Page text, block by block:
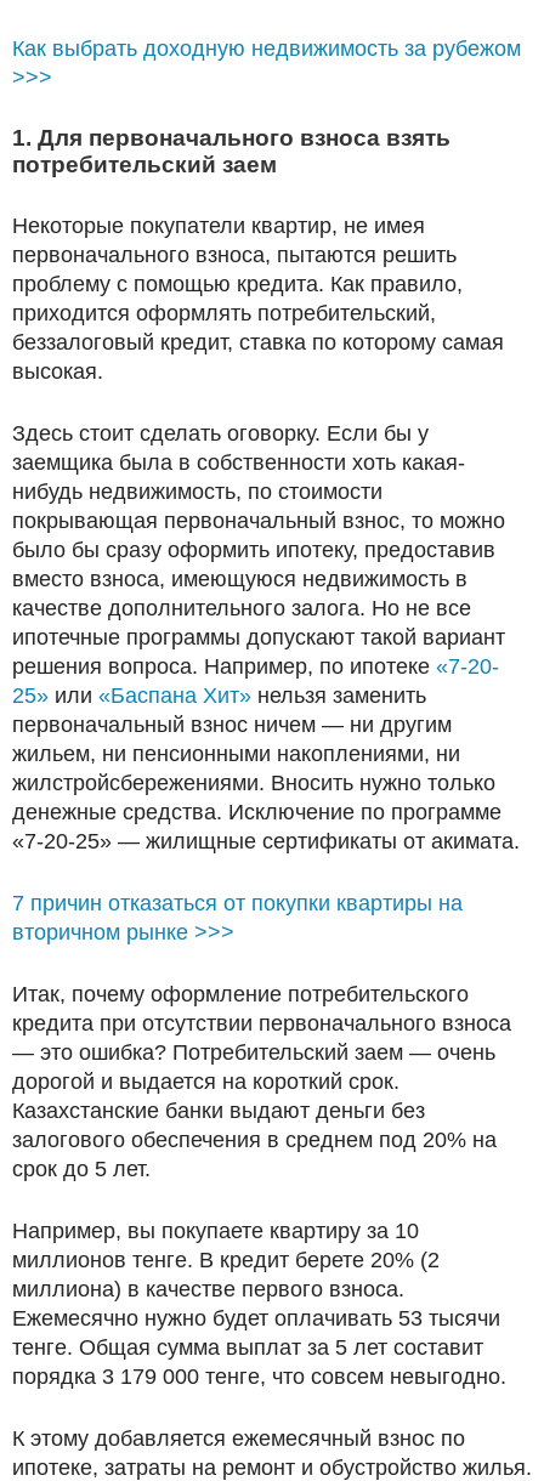
Как выбрать доходную недвижимость за рубежом
>>>
1. Для первоначального взноса взять
потребительский заем
Некоторые покупатели квартир, не имея
первоначального взноса, пытаются решить
проблему с помощью кредита. Как правило,
приходится оформлять потребительский,
беззалоговый кредит, ставка по которому самая
высокая.
Здесь стоит сделать оговорку. Если бы у
заемщика была в собственности хоть какая-
нибудь недвижимость, по стоимости
покрывающая первоначальный взнос, то можно
было бы сразу оформить ипотеку, предоставив
вместо взноса, имеющуюся недвижимость в
качестве дополнительного залога. Но не все
ипотечные программы допускают такой вариант
решения вопроса. Например, по ипотеке «7-20-
25» или «Баспана Хит» нельзя заменить
первоначальный взнос ничем — ни другим
жильем, ни пенсионными накоплениями, ни
жилстройсбережениями. Вносить нужно только
денежные средства. Исключение по программе
«7-20-25» — жилищные сертификаты от акимата.
7 причин отказаться от покупки квартиры на
вторичном рынке >>>
Итак, почему оформление потребительского
кредита при отсутствии первоначального взноса
— это ошибка? Потребительский заем — очень
дорогой и выдается на короткий срок.
Казахстанские банки выдают деньги без
залогового обеспечения в среднем под 20% на
срок до 5 лет.
Например, вы покупаете квартиру за 10
миллионов тенге. В кредит берете 20% (2
миллиона) в качестве первого взноса.
Ежемесячно нужно будет оплачивать 53 тысячи
тенге. Общая сумма выплат за 5 лет составит
порядка 3 179 000 тенге, что совсем невыгодно.
К этому добавляется ежемесячный взнос по
ипотеке, затраты на ремонт и обустройство жилья.